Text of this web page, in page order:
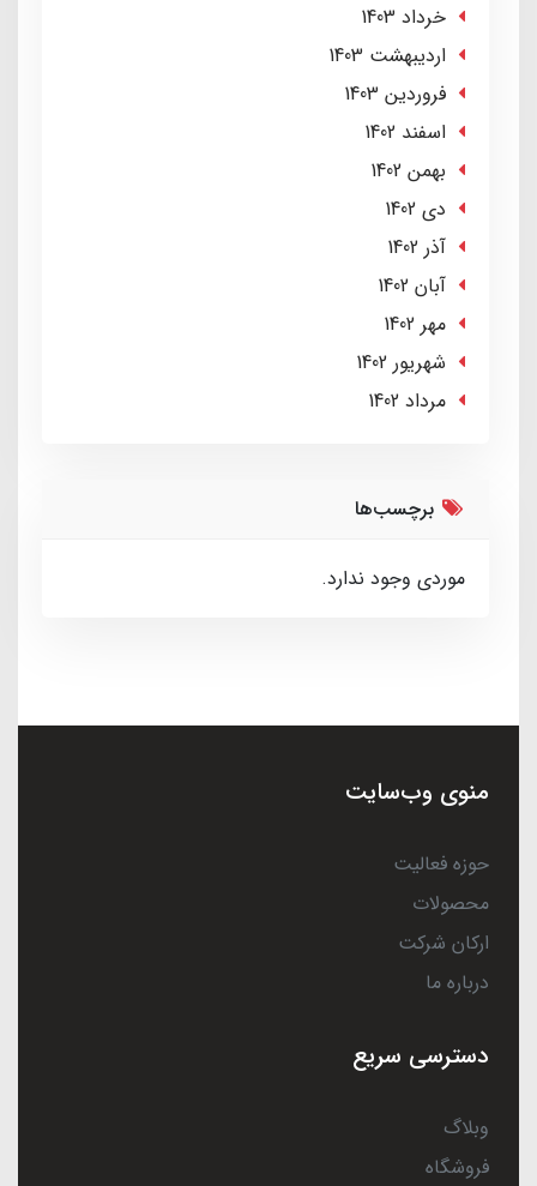
خرداد 1403
ارديبهشت 1403
فروردین 1403
اسفند 1402
بهمن 1402
دی 1402
آذر 1402
آبان 1402
مهر 1402
شهریور 1402
مرداد 1402
برچسب‌ها
موردی وجود ندارد.
منوی وب‌سایت
حوزه فعالیت
محصولات
ارکان شرکت
درباره ما
دسترسی سریع
وبلاگ
فروشگاه